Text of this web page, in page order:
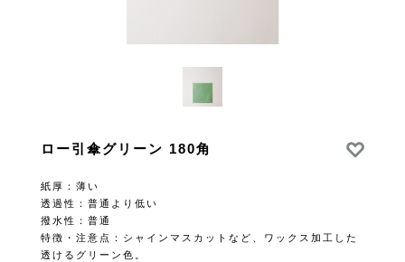
ロー引傘グリーン 180角
紙厚：薄い
透過性：普通より低い
撥水性：普通
特徴・注意点：シャインマスカットなど、ワックス加工した
透けるグリーン色。